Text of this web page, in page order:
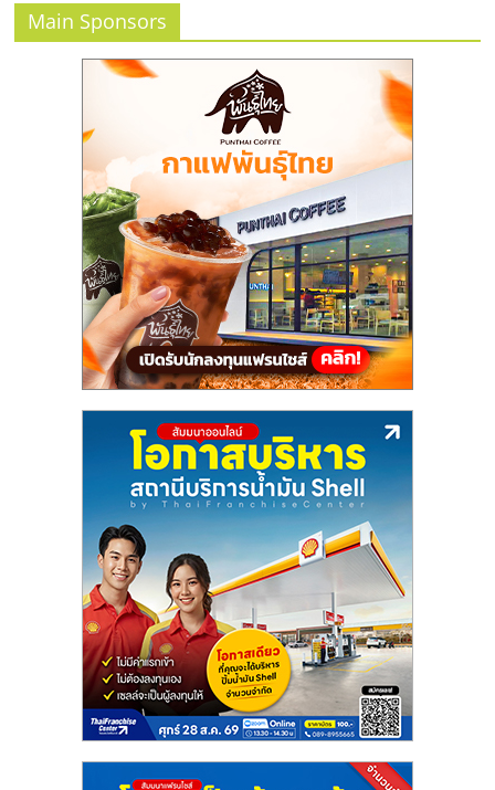
ไชส์
ไชส์
ขาย
หน้า
บ้าน
ลงทุน
น้อย
Main Sponsors